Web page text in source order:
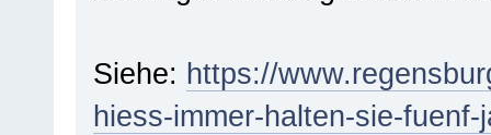
Siehe: https://
hiess-immer-halten-sie-